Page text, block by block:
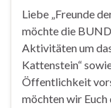
Liebe „Freunde
möchte die
Aktivitäten um
Kattenstein“
Öffentlichkeit
möchten wir